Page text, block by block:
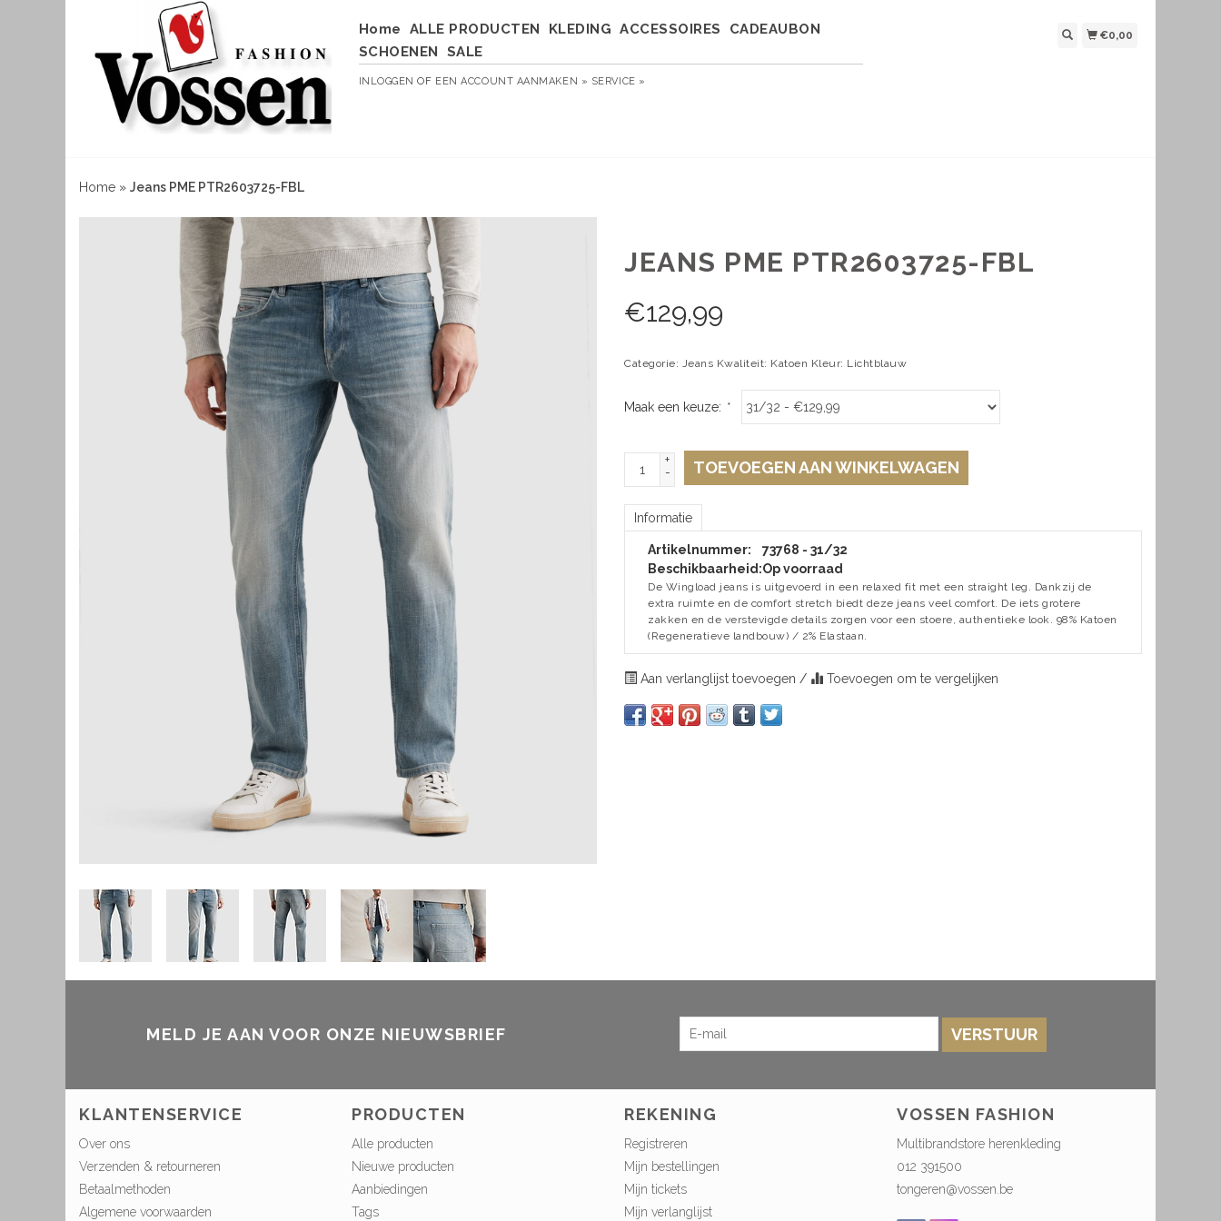
Home ALLE PRODUCTEN KLEDING ACCESSOIRES
CADEAUBON
SCHOENEN
SALE
INLOGGEN OF EEN ACCOUNT AANMAKEN » SERVICE »
€0,00
Home » Jeans PME PTR2603725-FBL
JEANS PME PTR2603725-FBL
€129,99
Categorie: Jeans Kwaliteit: Katoen Kleur: Lichtblauw
Maak een keuze: *
+
-
TOEVOEGEN AAN WINKELWAGEN
Informatie
Artikelnummer:
73768 - 31/32
Beschikbaarheid:Op voorraad
De Wingload jeans is uitgevoerd in een relaxed fit met een straight leg. Dankzij de
extra ruimte en de comfort stretch biedt deze jeans veel comfort. De iets grotere
zakken en de verstevigde details zorgen voor een stoere, authentieke look. 98% Katoen
(Regeneratieve landbouw) / 2% Elastaan.
Aan verlanglijst toevoegen / Toevoegen om te vergelijken
MELD JE AAN VOOR ONZE NIEUWSBRIEF VERSTUUR
KLANTENSERVICE
Over ons
Verzenden & retourneren
Betaalmethoden
Algemene voorwaarden
PRODUCTEN
Alle producten
Nieuwe producten
Aanbiedingen
Tags
REKENING
Registreren
Mijn bestellingen
Mijn tickets
Mijn verlanglijst
VOSSEN FASHION
Multibrandstore herenkleding
012 391500
tongeren@vossen.be